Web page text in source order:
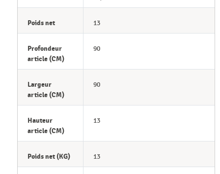
Poids net 13
Profondeur
article (CM)
90
Largeur
article (CM)
90
Hauteur
article (CM)
13
Poids net (KG) 13